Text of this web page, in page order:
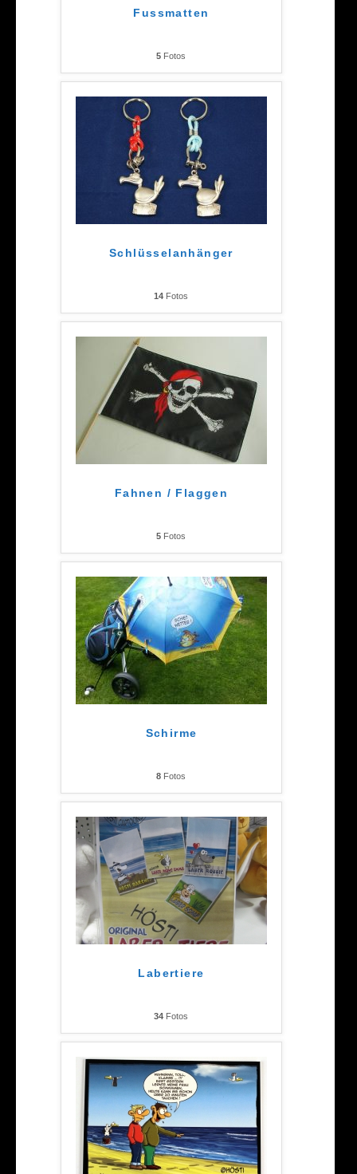
Fussmatten
5 Fotos
Schlüsselanhänger
14 Fotos
Fahnen / Flaggen
5 Fotos
Schirme
8 Fotos
Labertiere
34 Fotos